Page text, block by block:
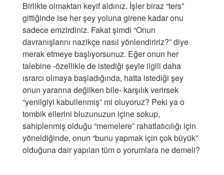
Birlikte olmaktan keyif aldınız. İşler biraz “ters”
gittiğinde ise her şey yoluna girene kadar onu
sadece emzirdiniz. Fakat şimdi “Onun
davranışlarını nazikçe nasıl yönlendiririz?” diye
merak etmeye başlıyorsunuz. Eğer onun her
talebine -özellikle de istediği şeyle ilgili daha
ısrarcı olmaya başladığında, hatta istediği şey
onun yararına değilken bile- karşılık verirsek
“yenilgiyi kabullenmiş” mi oluyoruz? Peki ya o
tombik ellerini bluzunuzun içine sokup,
sahiplenmiş olduğu “memelere” rahatlatıcılığı için
yöneldiğinde, onun “bunu yapmak için çok büyük”
olduğuna dair yapılan tüm o yorumlara ne demeli?